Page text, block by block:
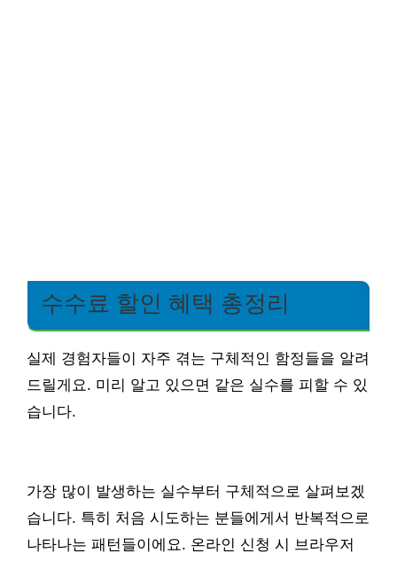
수수료 할인 혜택 총정리
실제 경험자들이 자주 겪는 구체적인 함정들을 알려
드릴게요. 미리 알고 있으면 같은 실수를 피할 수 있
습니다.
가장 많이 발생하는 실수부터 구체적으로 살펴보겠
습니다. 특히 처음 시도하는 분들에게서 반복적으로
나타나는 패턴들이에요. 온라인 신청 시 브라우저